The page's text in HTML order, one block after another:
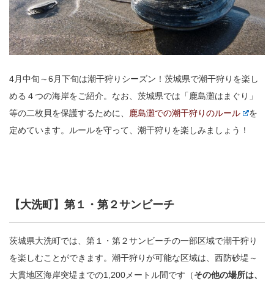
4月中旬～6月下旬は潮干狩りシーズン！茨城県で潮干狩りを楽し
める４つの海岸をご紹介。なお、茨城県では「鹿島灘はまぐり」
等の二枚貝を保護するために、 鹿島灘での潮干狩りのルール
を
定めています。ルールを守って、潮干狩りを楽しみましょう！
【大洗町】第１・第２サンビーチ
茨城県大洗町では、第１・第２サンビーチの一部区域で潮干狩り
を楽しむことができます。潮干狩りが可能な区域は、西防砂堤～
大貫地区海岸突堤までの1,200メートル間です（その他の場所は、